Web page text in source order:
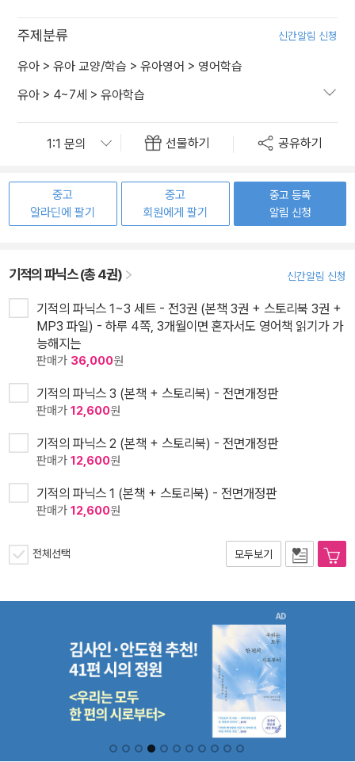
주제분류 신간알림 신청
유아 > 유아 교양/학습 > 유아영어 > 영어학습
유아 > 4~7세 > 유아학습
선물하기 공유하기
중고
알라딘에 팔기
중고
회원에게 팔기
중고 등록
알림 신청
기적의 파닉스 (총 4권) 신간알림 신청
기적의 파닉스 1~3 세트 - 전3권 (본책 3권 + 스토리북 3권 +
MP3 파일) - 하루 4쪽, 3개월이면 혼자서도 영어책 읽기가 가
능해지는
판매가 36,000원
기적의 파닉스 3 (본책 + 스토리북) - 전면개정판
판매가 12,600원
기적의 파닉스 2 (본책 + 스토리북) - 전면개정판
판매가 12,600원
기적의 파닉스 1 (본책 + 스토리북) - 전면개정판
판매가 12,600원
전체선택 모두보기